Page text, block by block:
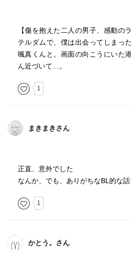
【傷を抱えた二人の男子、感動の
テルダムで、僕は出会ってしまっ
颯真くんと。画面の向こうにいた
ん近づいて…。
1
まきまきさん
正直、意外でした
なんか、でも、ありがちなBL的な
1
かとう。さん